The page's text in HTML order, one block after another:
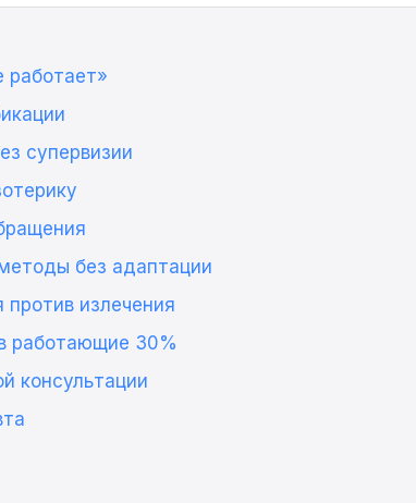
работает»
супервизии
без адаптации
излечения
работающие 30%
консультации